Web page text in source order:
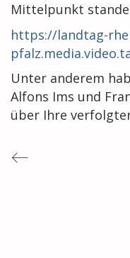
Mittelpunkt
https://landtag-
Unter anderem
Alfons Ims und
über Ihre